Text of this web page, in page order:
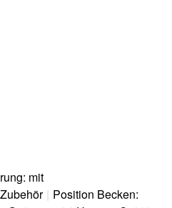
mit
| Position Becken: